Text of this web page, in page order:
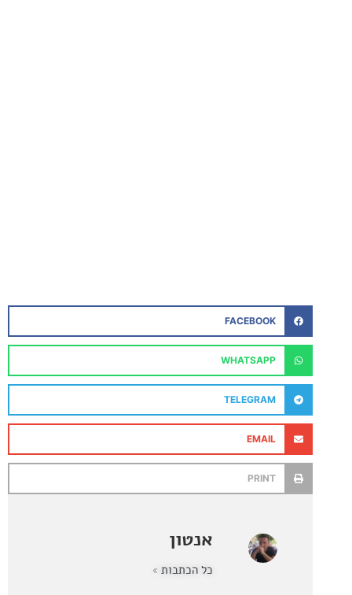
FACEBOOK
WHATSAPP
TELEGRAM
אנטון